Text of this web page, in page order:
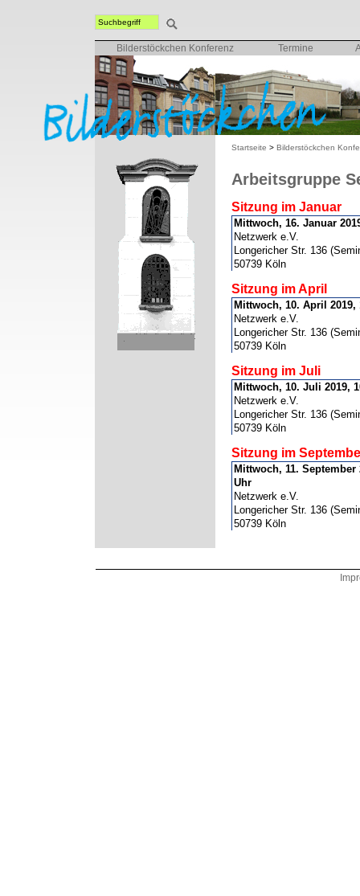
Bilderstöckchen Konferenz Termine
Startseite > Bilderstöckchen
Arbeitsgruppe
Sitzung im Januar
Mittwoch, 16. Januar
Netzwerk e.V.
Longericher Str. 136
50739 Köln
Sitzung im April
Mittwoch, 10. April 2019,
Netzwerk e.V.
Longericher Str. 136
50739 Köln
Sitzung im Juli
Mittwoch, 10. Juli 2019,
Netzwerk e.V.
Longericher Str. 136
50739 Köln
Sitzung im
Mittwoch, 11. September
Uhr
Netzwerk e.V.
Longericher Str. 136
50739 Köln